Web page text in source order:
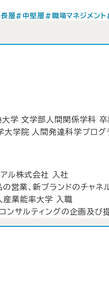
長層 #中堅層 #職場マネジメント
学 文学部人間関係学科 卒
学院 人間発達科学プログ
ル株式会社 入社
の営業、新ブランドのチャネ
業能率大学 入職
ンサルティングの企画及び